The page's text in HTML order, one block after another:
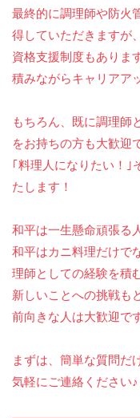
最終的に調理師や防火
得していただきますが
資格支援制度もありま
積みながらキャリアア
もちろん、既に調理師
をお持ちの方も大歓迎
｢料理人になりたい！｣
たします！
和平は一生懸命頑張る
和平はカニ料理だけで
理師としての経験を積
新しいことへの挑戦も
前向きな人は大歓迎で
まずは、簡単な質問だ
気軽にご連絡ください♪